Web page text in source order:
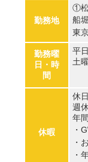
勤務地
①
船
東
勤務曜
日・時
間
平
土
休暇
休
週
年
・
・
・